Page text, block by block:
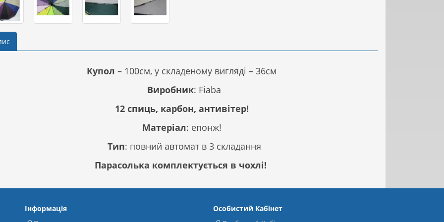
Купол – 100см, у складеному вигляді – 36см
Виробник: Fiaba
12 спиць, карбон, антивітер!
Матеріал: епонж!
Тип: повний автомат в 3 складання
Парасолька комплектується в чохлі!
Інформація
Особистий Кабінет